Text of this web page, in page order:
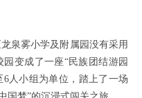
泉雾小学及附属园没有采用
变成了一座“民族团结游园
人小组为单位，踏上了一场